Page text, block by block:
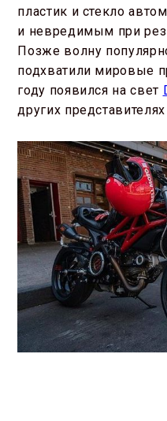
пластик и стекло
и невредимым при
Позже волну
подхватили мировые
году появился на свет
других